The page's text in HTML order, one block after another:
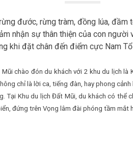
đước, rừng tràm, đồng lúa,
nhận sự thân thiện của con
khi đặt chân đến điểm cực Nam
chào đón du khách với 2 khu du lịch là
chỉ là lời ca, tiếng đàn, hay phong
Tại Khu du lịch Đất Mũi, du khách có thể
đứng trên Vọng lâm đài phóng tầm mắt